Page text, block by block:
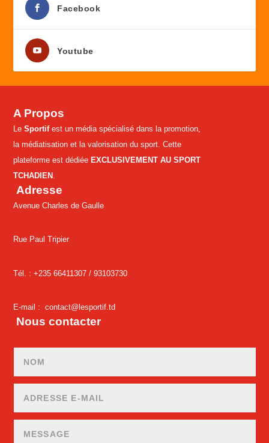
Facebook
Youtube
A Propos
LeSportifest un média spécialisé dans la promotion,
la médiatisation et la valorisation du sport. Cette
plateforme est dédiée EXCLUSIVEMENT AU SPORT
TCHADIEN
Adresse
Avenue Charles de Gaulle
Rue Paul Tripier
Tél. : +235 66411307 /93103730
E-mail :contact@lesportif.td
Nous contacter